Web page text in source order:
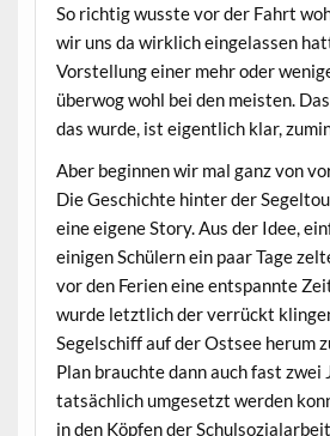
So richtig wusste vor der Fahrt
wir uns da wirklich eingelassen
Vorstellung einer mehr oder
überwog wohl bei den meisten.
das wurde, ist eigentlich klar,
Aber beginnen wir mal ganz von
Die Geschichte hinter der
eine eigene Story. Aus der Idee,
einigen Schülern ein paar Tage
vor den Ferien eine entspannte
wurde letztlich der verrückt
Segelschiff auf der Ostsee herum
Plan brauchte dann auch fast zwei
tatsächlich umgesetzt werden
in den Köpfen der